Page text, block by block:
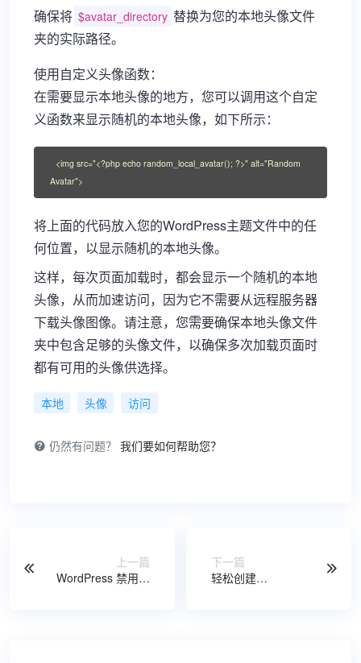
确保将 $avatar_directory 替换为您的本地头像文件
夹的实际路径。
使用自定义头像函数：
在需要显示本地头像的地方，您可以调用这个自定
义函数来显示随机的本地头像，如下所示：
<img src="<?php echo random_local_avatar(); ?>" alt="Random
Avatar">
将上面的代码放入您的WordPress主题文件中的任
何位置，以显示随机的本地头像。
这样，每次页面加载时，都会显示一个随机的本地
头像，从而加速访问，因为它不需要从远程服务器
下载头像图像。请注意，您需要确保本地头像文件
夹中包含足够的头像文件，以确保多次加载页面时
都有可用的头像供选择。
本地 头像 访问
仍然有问题？ 我们要如何帮助您？
上一篇
WordPress 禁用或
下一篇
轻松创建